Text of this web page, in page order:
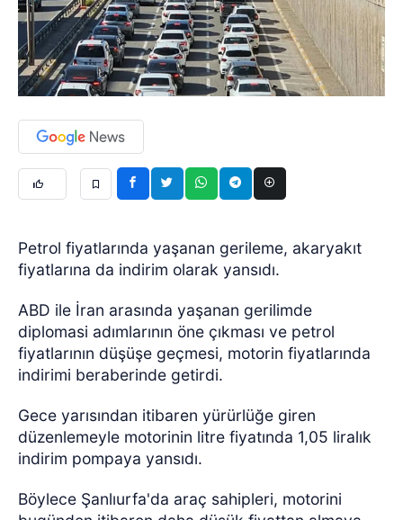
Petrol fiyatlarında yaşanan gerileme, akaryakıt
fiyatlarına da indirim olarak yansıdı.
ABD ile İran arasında yaşanan gerilimde
diplomasi adımlarının öne çıkması ve petrol
fiyatlarının düşüşe geçmesi, motorin fiyatlarında
indirimi beraberinde getirdi.
Gece yarısından itibaren yürürlüğe giren
düzenlemeyle motorinin litre fiyatında 1,05 liralık
indirim pompaya yansıdı.
Böylece Şanlıurfa'da araç sahipleri, motorini